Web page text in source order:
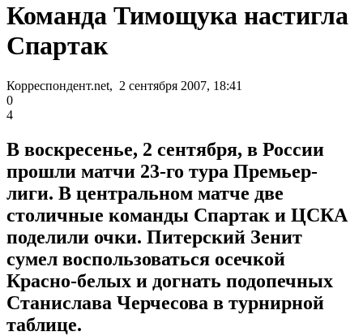
Команда Тимощука настигла
Спартак
Корреспондент.net, 2 сентября 2007, 18:41
0
4
В воскресенье, 2 сентября, в России
прошли матчи 23-го тура Премьер-
лиги. В центральном матче две
столичные команды Спартак и ЦСКА
поделили очки. Питерский Зенит
сумел воспользоваться осечкой
Красно-белых и догнать подопечных
Станислава Черчесова в турнирной
таблице.